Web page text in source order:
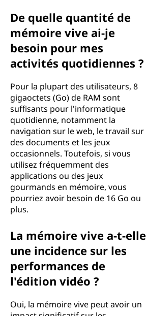
De quelle quantité de
mémoire vive ai-je
besoin pour mes
activités quotidiennes ?
Pour la plupart des utilisateurs, 8
gigaoctets (Go) de RAM sont
suffisants pour l'informatique
quotidienne, notamment la
navigation sur le web, le travail sur
des documents et les jeux
occasionnels. Toutefois, si vous
utilisez fréquemment des
applications ou des jeux
gourmands en mémoire, vous
pourriez avoir besoin de 16 Go ou
plus.
La mémoire vive a-t-elle
une incidence sur les
performances de
l'édition vidéo ?
Oui, la mémoire vive peut avoir un